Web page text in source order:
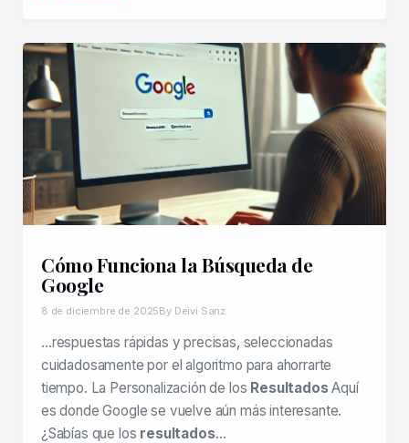
Cómo Funciona la Búsqueda de
Google
8 de diciembre de 2025By Deivi Sanz
…respuestas rápidas y precisas, seleccionadas
cuidadosamente por el algoritmo para ahorrarte
tiempo. La Personalización de los ResultadosAquí
es donde Google se vuelve aún más interesante.
¿Sabías que los resultados…